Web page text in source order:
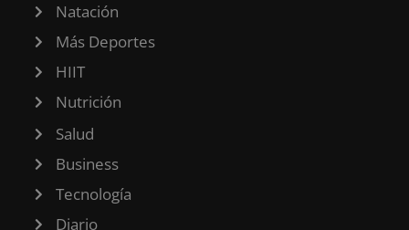
Natación
Más Deportes
HIIT
Nutrición
Salud
Business
Tecnología
Diario